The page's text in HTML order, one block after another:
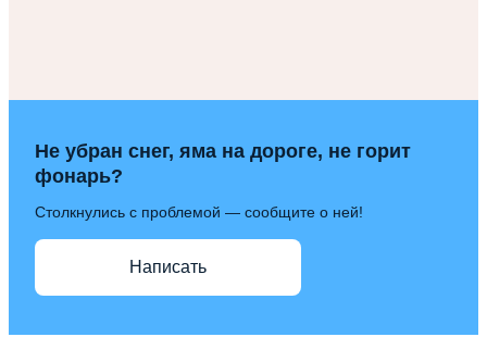
Не убран снег, яма на дороге, не горит
фонарь?
Столкнулись с проблемой — сообщите о ней!
Написать